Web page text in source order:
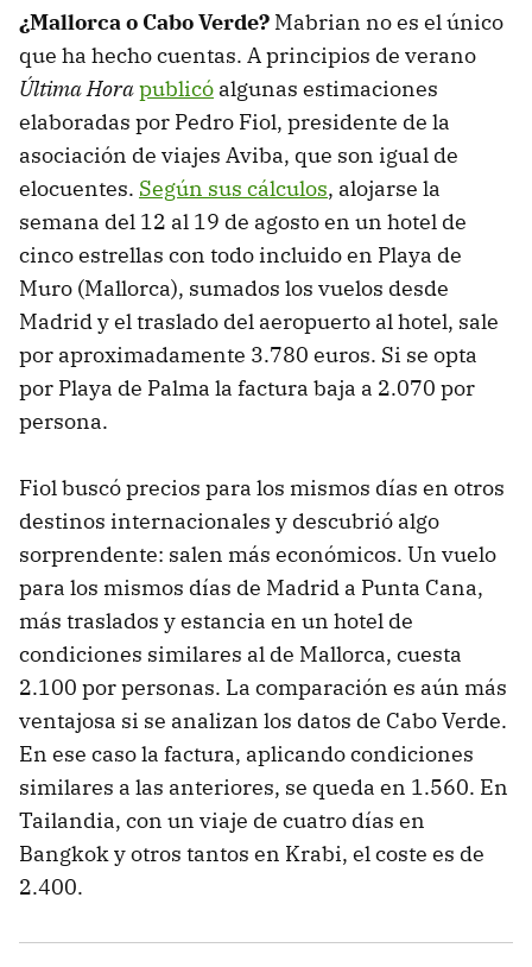
¿Mallorca o Cabo Verde? Mabrian no es el único
que ha hecho cuentas. A principios de verano
Última Horapublicó algunas estimaciones
elaboradas por Pedro Fiol, presidente de la
asociación de viajes Aviba, que son igual de
elocuentes. Según sus cálculos, alojarse la
semana del 12 al 19 de agosto en un hotel de
cinco estrellas con todo incluido en Playa de
Muro (Mallorca), sumados los vuelos desde
Madrid y el traslado del aeropuerto al hotel, sale
por aproximadamente 3.780 euros. Si se opta
por Playa de Palma la factura baja a 2.070 por
persona.
Fiol buscó precios para los mismos días en otros
destinos internacionales y descubrió algo
sorprendente: salen más económicos. Un vuelo
para los mismos días de Madrid a Punta Cana,
más traslados y estancia en un hotel de
condiciones similares al de Mallorca, cuesta
2.100 por personas. La comparación es aún más
ventajosa si se analizan los datos de Cabo Verde.
En ese caso la factura, aplicando condiciones
similares a las anteriores, se queda en 1.560. En
Tailandia, con un viaje de cuatro días en
Bangkok y otros tantos en Krabi, el coste es de
2.400.